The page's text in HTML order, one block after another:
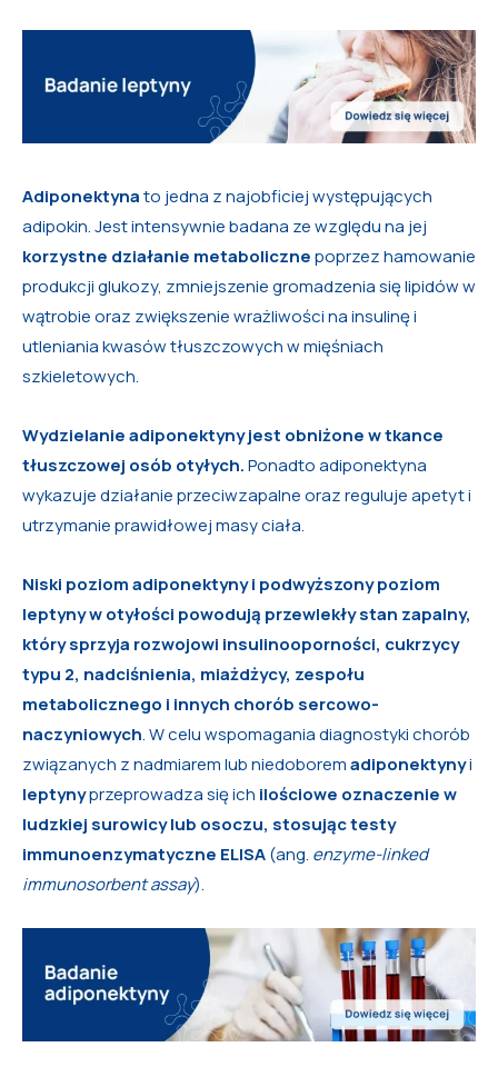
Adiponektynato jedna z najobficiej występujących
adipokin. Jest intensywnie badana ze względu na jej
korzystne działanie metabolicznepoprzez hamowanie
produkcji glukozy, zmniejszenie gromadzenia się lipidów w
wątrobie oraz zwiększenie wrażliwości na insulinę i
utleniania kwasów tłuszczowych w mięśniach
szkieletowych.
Wydzielanie adiponektyny jest obniżone w tkance
tłuszczowej osób otyłych.Ponadto adiponektyna
wykazuje działanie przeciwzapalne oraz reguluje apetyt i
utrzymanie prawidłowej masy ciała.
Niski poziom adiponektyny i podwyższony poziom
leptyny w otyłości powodują przewlekły stan zapalny,
który sprzyja rozwojowi insulinooporności, cukrzycy
typu 2, nadciśnienia, miażdżycy, zespołu
metabolicznego i innych chorób sercowo-
naczyniowych. W celu wspomagania diagnostyki chorób
związanych z nadmiarem lub niedoboremadiponektynyi
leptynyprzeprowadza się ich ilościowe oznaczenie w
ludzkiej surowicy lub osoczu, stosując testy
immunoenzymatyczne ELISA(ang. enzyme-linked
immunosorbent assay).